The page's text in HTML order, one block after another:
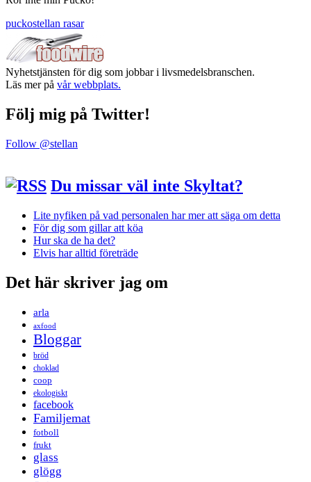
puckostellan rasar
Nyhetstjänsten för dig som jobbar i livsmedelsbranschen.
Läs mer på vår webbplats.
Följ mig på Twitter!
Follow @stellan
Du missar väl inte Skyltat?
Lite nyfiken på vad personalen har mer att säga om detta
För dig som gillar att köa
Hur ska de ha det?
Elvis har alltid företräde
Det här skriver jag om
arla
axfood
Bloggar
bröd
choklad
coop
ekologiskt
facebook
Familjemat
fotboll
frukt
glass
glögg